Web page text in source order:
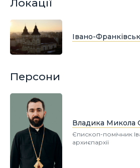
Локації
Івано-
Персони
Владика
Єпископ-помічник
архиєпархії